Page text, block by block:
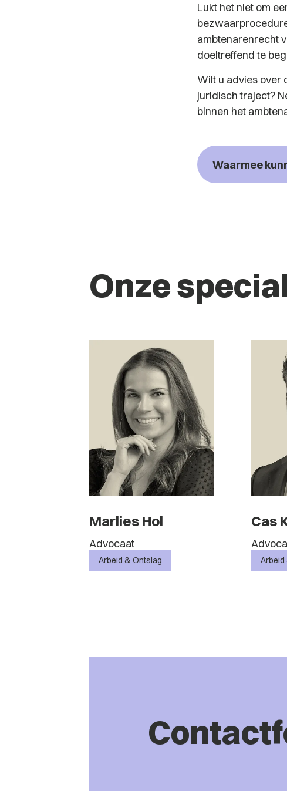
Lukt het niet om
ambtenarenrecht
doeltreffend te
Wilt u advies over
juridisch traject?
binnen het
Waarmee
Onze
Marlies Hol
Advocaat
Arbeid & Ontslag
Cas
Arbeid